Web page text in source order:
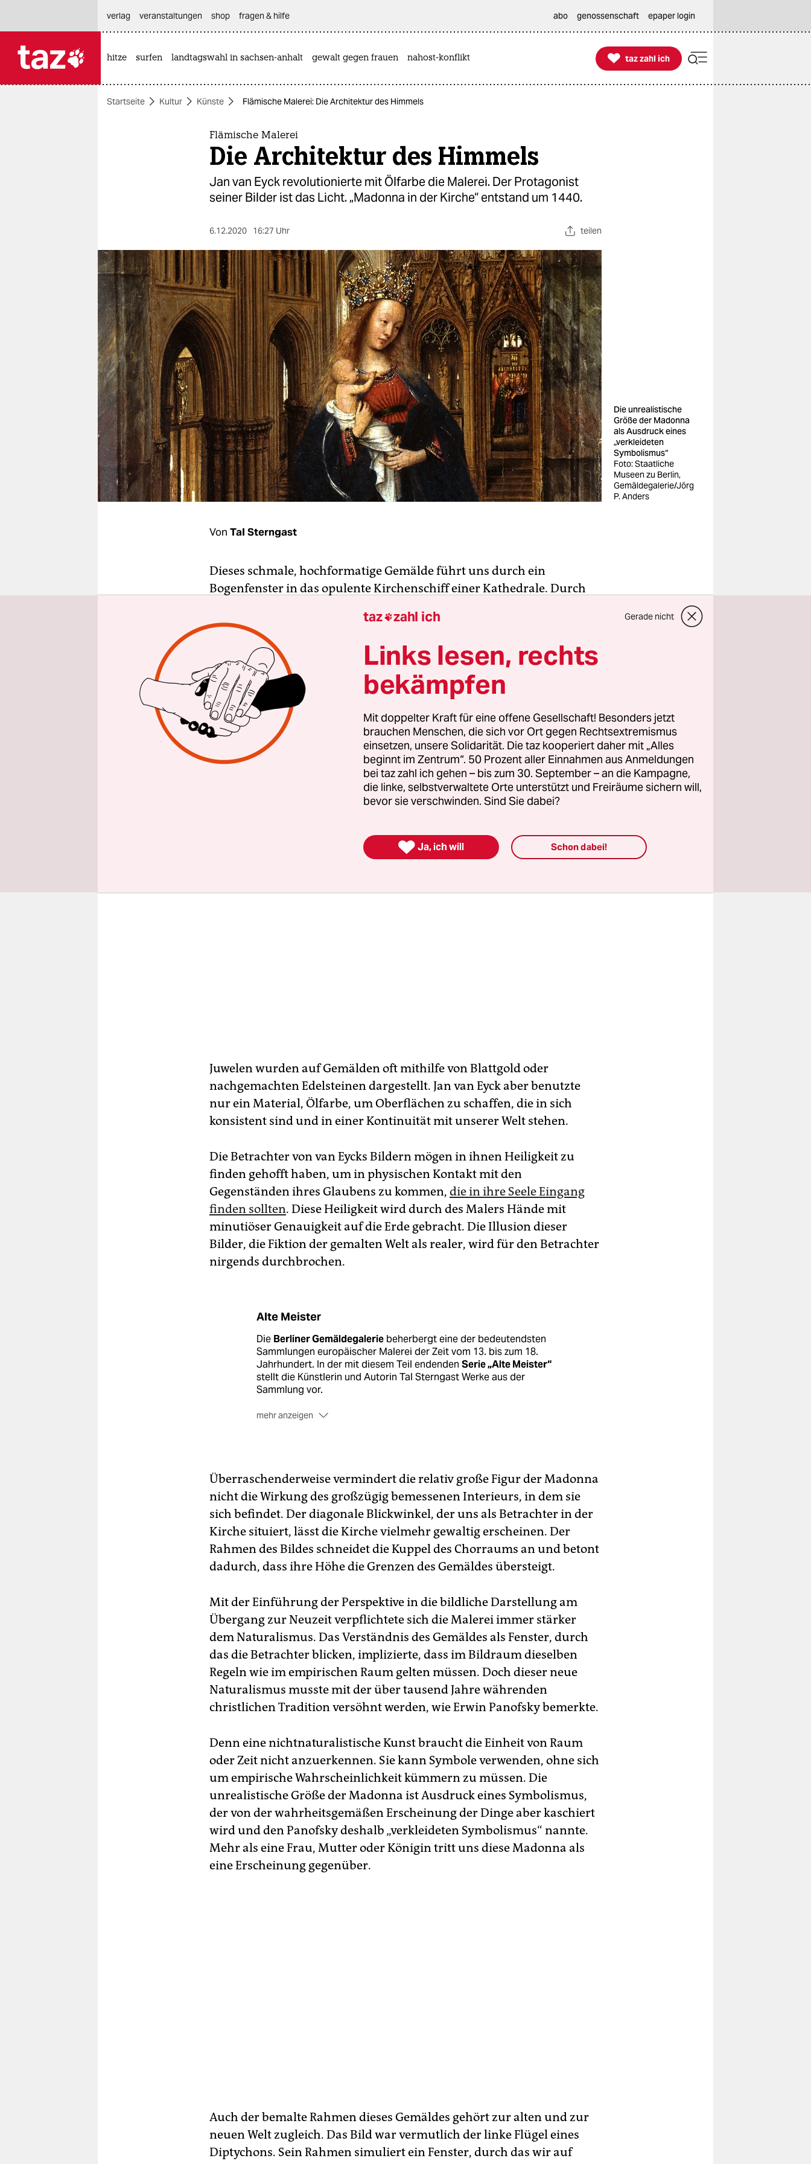
themen
berlin
nord
wahrheit
verlag
verlag
veranstaltungen
shop
fragen & hilfe
unterstützen
abo
verlag
veranstaltungen shop fragen & hilfe abo genossenschaft epaper login
hitze surfen landtagswahl in sachsen-anhalt gewalt gegen frauen nahost-konflikt 
taz zahl ich
taz zahl ich
Startseite Kultur Künste Flämische Malerei: Die Architektur des Himmels
Flämische Malerei
Die Architektur des Himmels
Jan van Eyck revolutionierte mit Ölfarbe die Malerei. Der Protagonist
seiner Bilder ist das Licht. „Madonna in der Kirche“ entstand um 1440.
6.12.2020 16:27 Uhr teilen
Die unrealistische
Größe der Madonna
als Ausdruck eines
„verkleideten
Symbolismus“
Foto: Staatliche
Museen zu Berlin,
Gemäldegalerie/Jörg
P. Anders
Von Tal Sterngast
Dieses schmale, hochformatige Gemälde führt uns durch ein
Bogenfenster in das opulente Kirchenschiff einer Kathedrale. Durch
Maria und Jesus, das sie wie leuchtende Fackeln erscheinen lässt.
Dennoch ist dieses Bild in der Berliner Gemäldegalerie leicht zu
übersehen. „Die Madonna in der Kirche“ misst nur 31 mal 24
Zentimeter.
Es ist schwer zu fassen und beinahe hypnotisierend, wie dieser
hyperrealistische Raum in einem Rechteck komprimiert wurde, das
nur wenig größer als eine Postkarte ist. Das kindliche Gesicht der
Madonna ist elegant zur Seite geneigt; eine große Krone, die mit
königlich blauen und roten Edelsteinen verziert ist, liegt schwer auf
ihrem Haupt. Wie es echte Babys tun, greift der Säugling nach ihrer
Juwelen wurden auf Gemälden oft mithilfe von Blattgold oder
nachgemachten Edelsteinen dargestellt. Jan van Eyck aber benutzte
nur ein Material, Ölfarbe, um Oberflächen zu schaffen, die in sich
konsistent sind und in einer Kontinuität mit unserer Welt stehen.
Die Betrachter von van Eycks Bildern mögen in ihnen Heiligkeit zu
finden gehofft haben, um in physischen Kontakt mit den
Gegenständen ihres Glaubens zu kommen, die in ihre Seele Eingang
finden sollten. Diese Heiligkeit wird durch des Malers Hände mit
minutiöser Genauigkeit auf die Erde gebracht. Die Illusion dieser
Bilder, die Fiktion der gemalten Welt als realer, wird für den Betrachter
nirgends durchbrochen.
Alte Meister
Die Berliner Gemäldegaleriebeherbergt eine der bedeutendsten
Sammlungen euro­päischer Malerei der Zeit vom 13. bis zum 18.
Jahrhundert. In der mit diesem Teil endenden Serie „Alte Meister“
stellt die Künst­lerin und Autorin Tal Sterngast Werke aus der
Sammlung vor.
mehr anzeigen
Eine Leseprobe ist
hier zu finden
Überraschenderweise vermindert die relativ große Figur der Madonna
nicht die Wirkung des großzügig bemessenen Interieurs, in dem sie
sich befindet. Der diagonale Blickwinkel, der uns als Betrachter in der
Kirche situiert, lässt die Kirche vielmehr gewaltig erscheinen. Der
Rahmen des Bildes schneidet die Kuppel des Chorraums an und betont
dadurch, dass ihre Höhe die Grenzen des Gemäldes übersteigt.
Mit der Einführung der Perspektive in die bildliche Darstellung am
Übergang zur Neuzeit verpflichtete sich die Malerei immer stärker
dem Naturalismus. Das Verständnis des Gemäldes als Fenster, durch
das die Betrachter blicken, implizierte, dass im Bildraum dieselben
Regeln wie im empirischen Raum gelten müssen. Doch dieser neue
Naturalismus musste mit der über tausend Jahre währenden
christlichen Tradition versöhnt werden, wie Erwin Panofsky bemerkte.
Denn eine nichtnaturalistische Kunst braucht die Einheit von Raum
oder Zeit nicht anzuerkennen. Sie kann Symbole verwenden, ohne sich
um empirische Wahrscheinlichkeit kümmern zu müssen. Die
unrealistische Größe der Madonna ist Ausdruck eines Symbolismus,
der von der wahrheitsgemäßen Erscheinung der Dinge aber kaschiert
wird und den Panofsky deshalb „verkleideten Symbolismus“ nannte.
Mehr als eine Frau, Mutter oder Königin tritt uns diese Madonna als
eine Erscheinung gegenüber.
Auch der bemalte Rahmen dieses Gemäldes gehört zur alten und zur
neuen Welt zugleich. Das Bild war vermutlich der linke Flügel eines
Diptychons. Sein Rahmen simuliert ein Fenster, durch das wir auf
taz zahl ich Gerade nicht
Links lesen, rechts
bekämpfen
Mit doppelter Kraft für eine offene Gesellschaft! Besonders jetzt
brauchen Menschen, die sich vor Ort gegen Rechtsextremismus
einsetzen, unsere Solidarität. Die taz kooperiert daher mit „Alles
beginnt im Zentrum“. 50 Prozent aller Einnahmen aus Anmeldungen
bei taz zahl ich gehen – bis zum 30. September – an die Kampagne,
die linke, selbstverwaltete Orte unterstützt und Freiräume sichern will,
bevor sie verschwinden. Sind Sie dabei?
 Ja, ich will Schon dabei!